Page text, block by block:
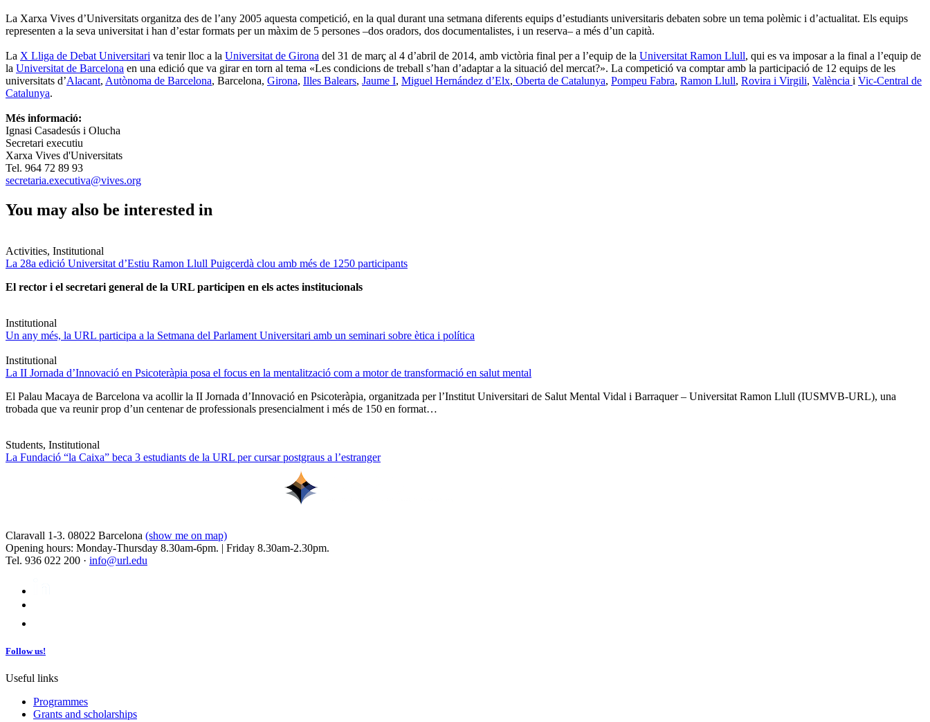
La Xarxa Vives d’Universitats organitza des de l’any 2005 aquesta competició, en la qual durant una setmana diferents equips d’estudiants universitaris debaten sobre un tema polèmic i d’actualitat. Els equips
representen a la seva universitat i han d’estar formats per un màxim de 5 persones –dos oradors, dos documentalistes, i un reserva– a més d’un capità.
La X Lliga de Debat Universitari va tenir lloc a la Universitat de Girona del 31 de març al 4 d’abril de 2014, amb victòria final per a l’equip de la Universitat Ramon Llull, qui es va imposar a la final a l’equip de
la Universitat de Barcelona en una edició que va girar en torn al tema «Les condicions de treball s’han d’adaptar a la situació del mercat?». La competició va comptar amb la participació de 12 equips de les
universitats d’Alacant, Autònoma de Barcelona, Barcelona, Girona, Illes Balears, Jaume I, Miguel Hernández d’Elx, Oberta de Catalunya, Pompeu Fabra, Ramon Llull, Rovira i Virgili, València i Vic-Central de
Catalunya.
Més informació:
Ignasi Casadesús i Olucha
Secretari executiu
Xarxa Vives d'Universitats
Tel. 964 72 89 93
secretaria.executiva@vives.org
You may also be interested in
Activities, Institutional
La 28a edició Universitat d’Estiu Ramon Llull Puigcerdà clou amb més de 1250 participants
El rector i el secretari general de la URL participen en els actes institucionals
Institutional
Un any més, la URL participa a la Setmana del Parlament Universitari amb un seminari sobre ètica i política
Institutional
La II Jornada d’Innovació en Psicoteràpia posa el focus en la mentalització com a motor de transformació en salut mental
El Palau Macaya de Barcelona va acollir la II Jornada d’Innovació en Psicoteràpia, organitzada per l’Institut Universitari de Salut Mental Vidal i Barraquer – Universitat Ramon Llull (IUSMVB-URL), una
trobada que va reunir prop d’un centenar de professionals presencialment i més de 150 en format…
Students, Institutional
La Fundació “la Caixa” beca 3 estudiants de la URL per cursar postgraus a l’estranger
Claravall 1-3. 08022 Barcelona (show me on map)
Opening hours: Monday-Thursday 8.30am-6pm. | Friday 8.30am-2.30pm.
Tel. 936 022 200 · info@url.edu
Follow us!
Useful links
Programmes
Grants and scholarships